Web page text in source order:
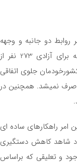
روابط دو جانبه و وجهه
جمهوری اسلامی در خارج از کشور دارد. ما در سال گذشته تلاش منسجی با نهادهای مربوطه برای آزادی 273 نفر از
جلوی اتفاقی
صرف نمیشد. همچنین در
امر راهکارهای ساده ای
اجرایی شود شاهد کاهش دستگیری
و تعلیقی که براساس